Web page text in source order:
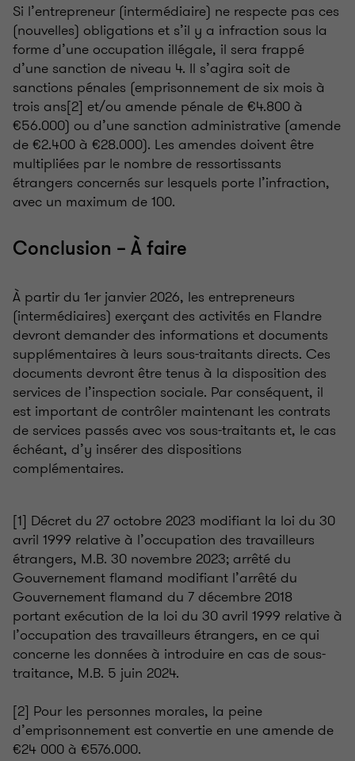
Si l’entrepreneur (intermédiaire) ne respecte pas ces
(nouvelles) obligations et s’il y a infraction sous la
forme d’une occupation illégale, il sera frappé
d’une sanction de niveau 4. Il s’agira soit de
sanctions pénales (emprisonnement de six mois à
trois ans[2] et/ou amende pénale de €4.800 à
€56.000) ou d’une sanction administrative (amende
de €2.400 à €28.000). Les amendes doivent être
multipliées par le nombre de ressortissants
étrangers concernés sur lesquels porte l’infraction,
avec un maximum de 100.
Conclusion – À faire
À partir du 1er janvier 2026, les entrepreneurs
(intermédiaires) exerçant des activités en Flandre
devront demander des informations et documents
supplémentaires à leurs sous-traitants directs. Ces
documents devront être tenus à la disposition des
services de l’inspection sociale. Par conséquent, il
est important de contrôler maintenant les contrats
de services passés avec vos sous-traitants et, le cas
échéant, d’y insérer des dispositions
complémentaires.
[1] Décret du 27 octobre 2023 modifiant la loi du 30
avril 1999 relative à l’occupation des travailleurs
étrangers, M.B. 30 novembre 2023; arrêté du
Gouvernement flamand modifiant l’arrêté du
Gouvernement flamand du 7 décembre 2018
portant exécution de la loi du 30 avril 1999 relative à
l’occupation des travailleurs étrangers, en ce qui
concerne les données à introduire en cas de sous-
traitance, M.B. 5 juin 2024.
[2] Pour les personnes morales, la peine
d’emprisonnement est convertie en une amende de
€24 000 à €576.000.